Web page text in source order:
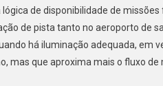
lógica de disponibilidade de
de pista tanto no aeroporto de
há iluminação adequada, em
mas que aproxima mais o fluxo de